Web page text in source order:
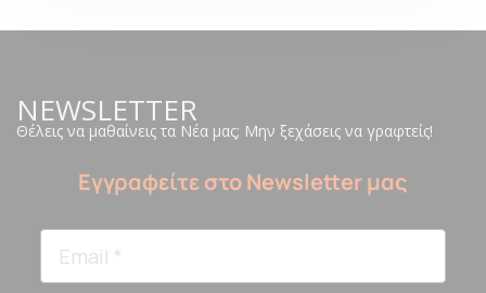
NEWSLETTER
Θέλεις να μαθαίνεις τα Νέα μας; Μην ξεχάσεις να γραφτείς!
Εγγραφείτε στο Newsletter μας